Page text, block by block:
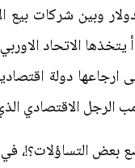
وبين شركات
يتخذها الاتحاد
ارجاعها دولة
الرجل الاقتصادي
بعض التساؤلات؟!،